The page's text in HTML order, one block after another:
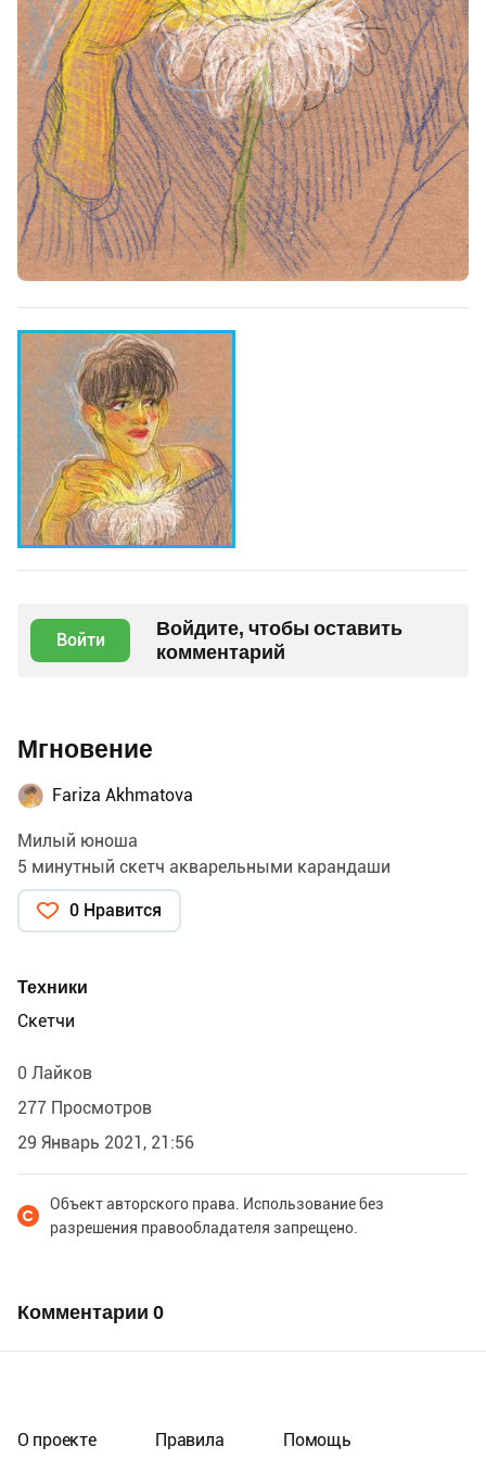
Войти
Войдите, чтобы оставить
комментарий
Мгновение
Fariza Akhmatova
Милый юноша
5 минутный скетч акварельными карандаши
0 Нравится
Техники
Скетчи
0 Лайков
277 Просмотров
29 Январь 2021, 21:56
Объект авторского права. Использование без
разрешения правообладателя запрещено.
Комментарии 0
О проекте Правила Помощь